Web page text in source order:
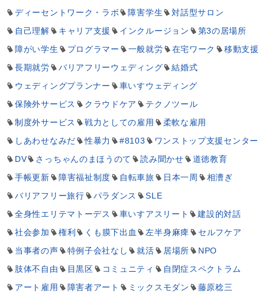
ディーセントワーク・ラボ
障害学生
対話型サロン
自己理解
キャリア支援 インクルージョン
第3の居場所
障がい学生
プログラマー 一般就労 在宅ワーク
移動支援
長期就労
バリアフリーウェディング
結婚式
ウェディングプランナー
車いすウェディング
保険外サービス
クラウドケア
テクノツール
制度外サービス
戦力としての雇用
柔軟な雇用
しあわせなみだ
性暴力 #8103
ワンストップ支援センター
DV
さっちゃんのまほうのて 読み聞かせ
道徳教育
手帳更新
障害福祉制度 自転車旅 日本一周
相漕ぎ
バリアフリー旅行
パラダンス
SLE
全身性エリテマトーデス
車いすアスリート
建設的対話
社会参加
権利 くも膜下出血 左半身麻痺
セルフケア
当事者の声
特例子会社なし 就活 居場所
NPO
肢体不自由
目黒区 コミュニティ
自閉症スペクトラム
アート雇用
障害者アート ミックスモダン
藤原稔三